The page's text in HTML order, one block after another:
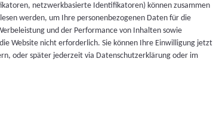
netzwerkbasierte Identifikatoren) können zusammen
werden, um Ihre personenbezogenen Daten für die
und der Performance von Inhalten sowie
Website nicht erforderlich. Sie können Ihre Einwilligung jetzt
oder später jederzeit via Datenschutzerklärung oder im